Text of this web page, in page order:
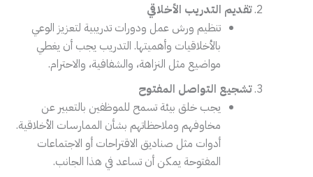
تقديم التدريب الأخلاقي
تنظيم ورش عمل ودورات تدريبية لتعزيز الوعي
بالأخلاقيات وأهميتها. التدريب يجب أن يغطي
مواضيع مثل النزاهة، والشفافية، والاحترام.
تشجيع التواصل المفتوح
يجب خلق بيئة تسمح للموظفين بالتعبير عن
مخاوفهم وملاحظاتهم بشأن الممارسات الأخلاقية.
أدوات مثل صناديق الاقتراحات أو الاجتماعات
المفتوحة يمكن أن تساعد في هذا الجانب.